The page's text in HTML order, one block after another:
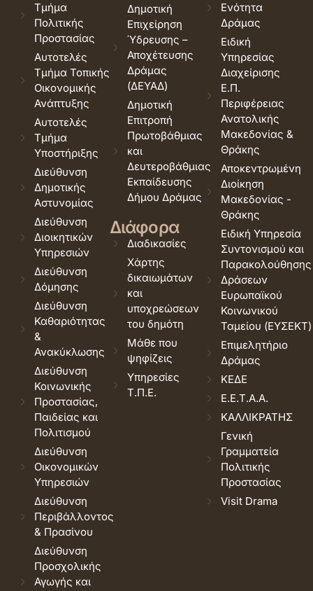
Τμήμα
Πολιτικής
Προστασίας
Αυτοτελές
Τμήμα Τοπικής
Οικονομικής
Ανάπτυξης
Αυτοτελές
Τμήμα
Υποστήριξης
Διεύθυνση
Δημοτικής
Αστυνομίας
Διεύθυνση
Διοικητικών
Υπηρεσιών
Διεύθυνση
Δόμησης
Διεύθυνση
Καθαριότητας
&
Ανακύκλωσης
Διεύθυνση
Κοινωνικής
Προστασίας,
Παιδείας και
Πολιτισμού
Διεύθυνση
Οικονομικών
Υπηρεσιών
Διεύθυνση
Περιβάλλοντος
& Πρασίνου
Διεύθυνση
Προσχολικής
Αγωγής και
Δημοτική
Επιχείρηση
Ύδρευσης –
Αποχέτευσης
Δράμας
(ΔΕΥΑΔ)
Δημοτική
Επιτροπή
Πρωτοβάθμιας
και
Δευτεροβάθμιας
Εκπαίδευσης
Δήμου Δράμας
Διάφορα
Διαδικασίες
Χάρτης
δικαιωμάτων
και
υποχρεώσεων
του δημότη
Μάθε που
ψηφίζεις
Υπηρεσίες
Τ.Π.Ε.
Ενότητα
Δράμας
Ειδική
Υπηρεσίας
Διαχείρισης
Ε.Π.
Περιφέρειας
Ανατολικής
Μακεδονίας &
Θράκης
Αποκεντρωμένη
Διοίκηση
Μακεδονίας -
Θράκης
Ειδική Υπηρεσία
Συντονισμού και
Παρακολούθησης
Δράσεων
Ευρωπαϊκού
Κοινωνικού
Ταμείου (ΕΥΣΕΚΤ)
Επιμελητήριο
Δράμας
ΚΕΔΕ
Ε.Ε.Τ.Α.Α.
ΚΑΛΛΙΚΡΑΤΗΣ
Γενική
Γραμματεία
Πολιτικής
Προστασίας
Visit Drama